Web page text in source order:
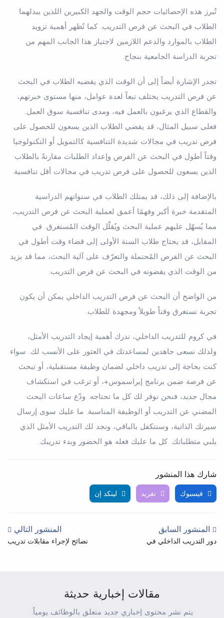
تُبرز هذه الإحصائيات حجم الوقت والجهد الكبيرين اللذين يبذلهما
الطلاب في البحث عن فرص التدريب. كما تُظهر أهمية تزويد
الطلاب بالموارد والدعم اللازمين لاجتياز هذا الجانب المهم من
تجربة الدراسة الجامعية بنجاح.
تجدر الإشارة أيضاً إلى أن الوقت الذي يقضيه الطلاب في البحث
عن فرص التدريب يختلف تبعاً لعدة عوامل، منها مستوى خبرتهم،
والقطاع الذي يرغبون بالعمل فيه، ومدى تنافسية سوق العمل.
فعلى سبيل المثال، قد يقضي الطلاب الذين يسعون للحصول على
فرص تدريب في مجالات شديدة التنافسية كالتمويل أو التكنولوجيا
وقتاً أطول في البحث عن الفرص وإعداد الطلبات مقارنةً بالطلاب
الذين يسعون للحصول على فرص تدريب في مجالات أقل تنافسية.
بالإضافة إلى ذلك، قد يمتلك الطلاب في سنواتهم الدراسية
المتقدمة خبرة أكبر وفهمًا أعمق لعملية البحث عن فرص التدريب،
مما يُسهّل عليهم عملية البحث ويُقلّل الوقت المُستغرق. في
المقابل، قد يحتاج طلاب السنة الأولى إلى قضاء وقت أطول في
البحث عن الفرص المُحتملة والتعرّف على آلية البحث، مما قد يزيد
من الوقت الذي يقضونه في البحث عن فرص التدريب.
من الواضح أن البحث عن فرص التدريب الداخلي يمكن أن يكون
تجربة تستغرق وقتاً طويلاً ومجهدة للطلاب.
في كروم للتدريب الداخلي، ندرك أهمية إيجاد التدريب الأمثل،
ولذلك نسعى جاهدين لمساعدتك في العثور على الأنسب لك. سواء
كنت بحاجة إلى تدريب داخلي لضمان وظيفة مستقبلية، أو تبحث
عن فرصة ضمن برنامج إيراسموس+، أو ترغب في استكشاف
مجال جديد، فنحن نوفر لك كل ما تحتاجه. ودّع ساعات البحث
المضني عن التدريب أو الوظيفة المناسبة. ما عليك سوى إرسال
سيرتك الذاتية، وسنتكفل بالباقي، ونجد لك التدريب الأمثل الذي
يلبي متطلباتك. كل ما عليك فعله هو الحضور وبدء تدريبك.
شارك هذا المنشور
فيسبوك تغريد لينكد إن
المنشور السابق
دور التدريب الداخلي في
المنشور التالي
نصائح لإجراء مقابلات تدريب
مقالات إخبارية حديثة
يتم نشر محتوى إخباري جديد متعلق بالوظائف يومياً.